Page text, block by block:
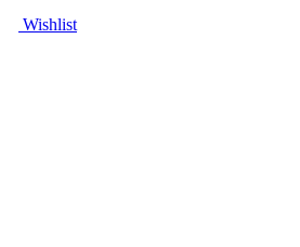
Wishlist